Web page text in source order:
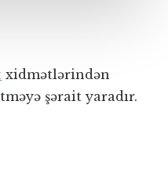
xidmətlərindən
şərait yaradır.